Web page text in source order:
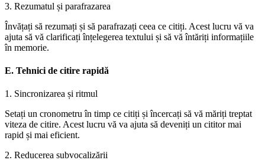
3. Rezumatul și parafrazarea
Învățați să rezumați și să parafrazați ceea ce citiți. Acest lucru vă va
ajuta să vă clarificați înțelegerea textului și să vă întăriți informațiile
în memorie.
E. Tehnici de citire rapidă
1. Sincronizarea și ritmul
Setați un cronometru în timp ce citiți și încercați să vă măriți treptat
viteza de citire. Acest lucru vă va ajuta să deveniți un cititor mai
rapid și mai eficient.
2. Reducerea subvocalizării